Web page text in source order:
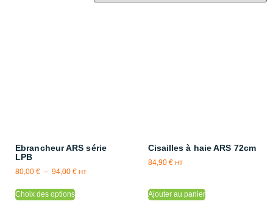
Ebrancheur ARS série
LPB
80,00 € – 94,00 € HT
Choix des options
Cisailles à haie ARS 72cm
84,90 € HT
Ajouter au panier